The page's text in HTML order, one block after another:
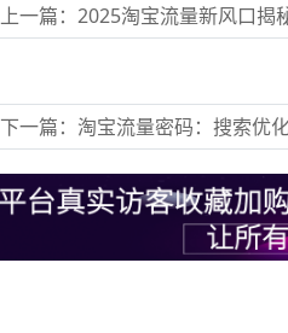
上一篇：2025淘宝流量新风口揭
下一篇：淘宝流量密码：搜索优